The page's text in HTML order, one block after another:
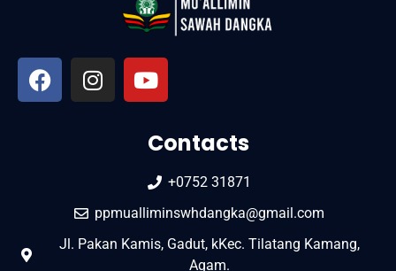
Contacts
+0752 31871
ppmualliminswhdangka@gmail.com
Jl. Pakan Kamis, Gadut, kKec. Tilatang Kamang,
Agam.